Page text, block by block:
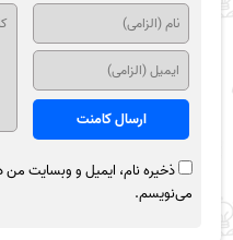
ذخیره نام، ایمیل و وبسایت من
می‌نویسم.